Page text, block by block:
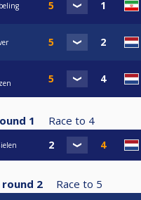
1 Race to 4
2 Race to 5